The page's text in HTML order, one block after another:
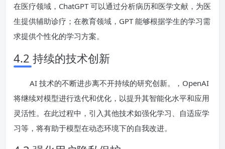
在医疗领域，ChatGPT 可以通过分析病历和医学文献，为医
生提供辅助诊疗；在教育领域，GPT 能够根据学生的学习需
求提供个性化的学习方案。
4.2 持续的技术创新
AI 技术的不断进步离不开持续的研究创新。，OpenAI
将继续对模型进行迭代和优化，以提升其智能化水平和应用
灵活性。在此过程中，引入其他技术如强化学习、自适应学
习等，将有助于模型在动态环境下的自我改进。